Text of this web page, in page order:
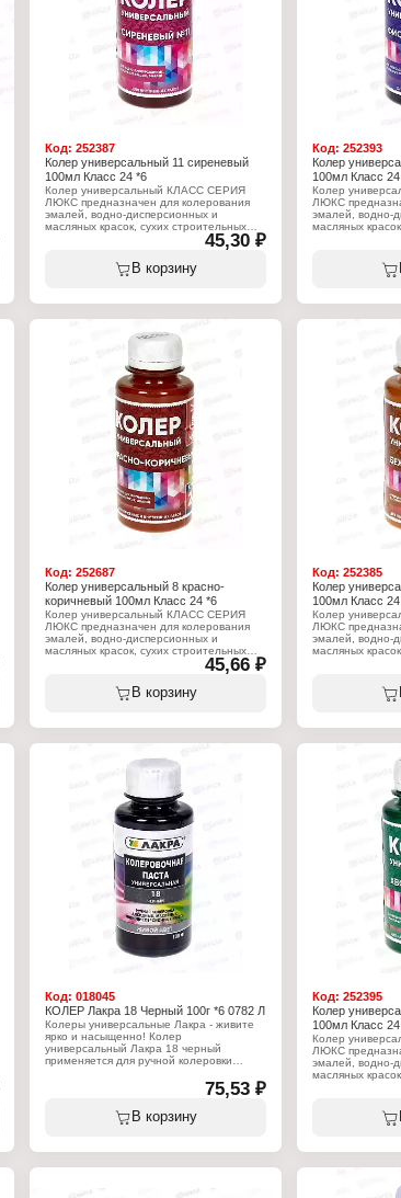
Цвет: № 22 Шоколад
Состав: пигменты, функциональные
добавки, консервант в таре, вода
Объем: 100 мл
Цвет: № 2
Состав:
добавки,
Объем: 100 мл
Код:252387
Колер универсальный 11 сиреневый
100мл Класс 24 *6
Колер универсальный КЛАСС СЕРИЯ
ЛЮКС предназначен для колерования
эмалей, водно-дисперсионных и
масляных красок, сухих строительных
смесей, растворов, побелочных и других
составов. Применяется для внутренних и
наружных работ. Позволяет получить
неограниченное количество цветов и
Производитель: Континенталь
Торговая марка: КЛАСС
Линейка: Класс 24
Тип товара: Колер
Назначение: универсальный, для красок
Виды работ: для внутренних и наружных
Цвет: № 11 Сиреневый
Состав: пигменты, функциональные
добавки, консервант в таре, вода
Объем: 100 мл
45,30 ₽
В корзину
Код: 252393
Колер
100мл Класс
Колер
ЛЮКС
эмалей, водно-
масляных
смесей,
составов.
наружных
Производитель:
Торговая
Линейка: Класс
Тип товара:
Назначение:
Виды работ:
Цвет: № 20
Состав:
добавки,
Объем: 100 мл
Код:252687
Колер универсальный 8 красно-
коричневый 100мл Класс 24 *6
Колер универсальный КЛАСС СЕРИЯ
ЛЮКС предназначен для колерования
эмалей, водно-дисперсионных и
масляных красок, сухих строительных
смесей, растворов, побелочных и других
составов. Применяется для внутренних и
наружных работ. Позволяет получить
неограниченное количество цветов и
Производитель: Континенталь
Торговая марка: КЛАСС
Тип товара: Колер
Назначение: универсальный, для красок
Виды работ: для внутренних и наружных
Цвет: № 8 Красно-коричневый
Состав: пигменты, функциональные
добавки, консервант в таре, вода
Объем: 100 мл
45,66 ₽
В корзину
Код: 252385
Колер
100мл Класс
Колер
ЛЮКС
эмалей, водно-
масляных
смесей,
составов.
наружных
Производитель:
Торговая
Линейка: Класс
Тип товара:
Назначение:
Виды работ:
Цвет: № 4
Состав:
добавки,
Объем: 100 мл
Код:018045
КОЛЕР Лакра 18 Черный 100г *6 0782 Л
Колеры универсальные Лакра - живите
ярко и насыщенно! Колер
универсальный Лакра 18 черный
применяется для ручной колеровки
воднодисперсионных красок и составов.
Самостоятельного применения не
имеет. Не использовать в чистом виде и
не разбавлять водой или
используемой краски (эмаль, масляная
Перед применением хорошо встряхнуть.
75,53 ₽
В корзину
Код: 252395
Колер
100мл Класс
Колер
ЛЮКС
эмалей, водно-
масляных
смесей,
составов.
наружных
Производитель:
Торговая